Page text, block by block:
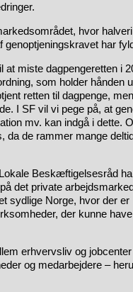
hvor
genoptjeningskravet har
at miste dagpengeretten i
som holder hånden
retten til dagpenge,
I SF vil vi pege på, at
mv. kan indgå i dette.
da de rammer mange
Beskæftigelsesråd
det private
sydlige Norge, hvor der
der kunne
erhvervsliv og
og medarbejdere –